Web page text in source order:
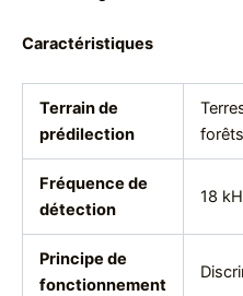
Caractéristiques
Terrain de
prédilection
Fréquence de
détection
18
Principe de
fonctionnement